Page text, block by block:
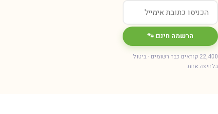
הרשמה חינם 🐾
22,400 קוראים כבר רשומים · ביטול
אחת